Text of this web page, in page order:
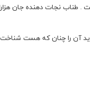
. طناب نجات دهنده جان
آن را چنان که هست